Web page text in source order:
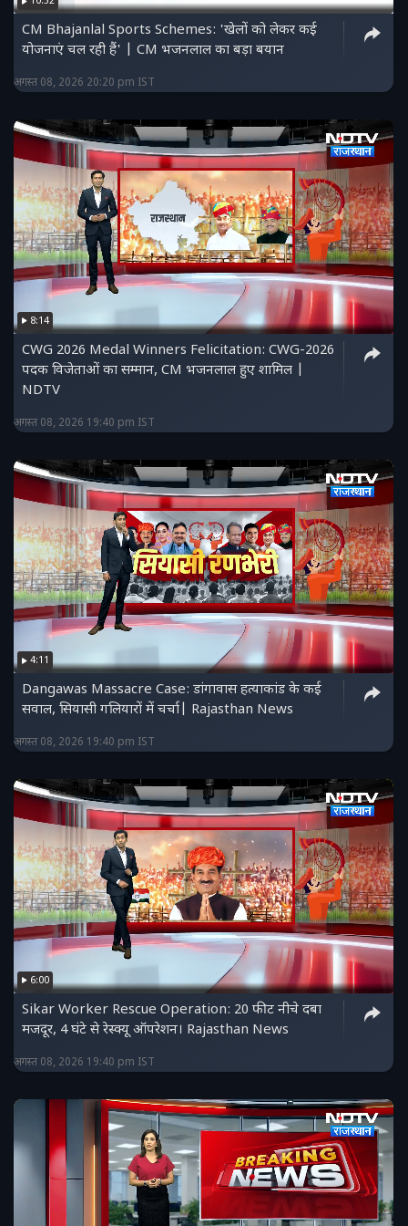
CM Bhajanlal Sports Schemes: 'खेलों को लेकर कई
योजनाएं चल रही हैं' | CM भजनलाल का बड़ा बयान
अगस्त 08, 2026 20:20 pm IST
8:14
CWG 2026 Medal Winners Felicitation: CWG-2026
पदक विजेताओं का सम्मान, CM भजनलाल हुए शामिल |
NDTV
अगस्त 08, 2026 19:40 pm IST
4:11
Dangawas Massacre Case: डांगावास हत्याकांड के कई
सवाल, सियासी गलियारों में चर्चा| Rajasthan News
अगस्त 08, 2026 19:40 pm IST
6:00
Sikar Worker Rescue Operation: 20 फीट नीचे दबा
मजदूर, 4 घंटे से रेस्क्यू ऑपरेशन। Rajasthan News
अगस्त 08, 2026 19:40 pm IST